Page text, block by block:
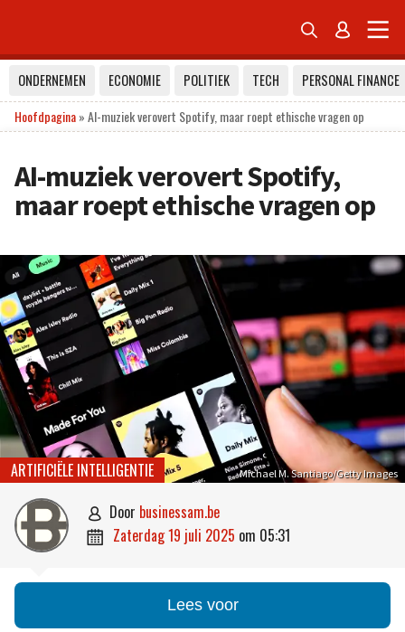
 
ONDERNEMEN ECONOMIE POLITIEK TECH
PERSONAL FINANCE
Hoofdpagina»AI-muziek verovert Spotify, maar roept ethische vragen op
AI-muziek verovert Spotify,
maar roept ethische vragen op
Michael M. Santiago/Getty Images
ARTIFICIËLE INTELLIGENTIE
 door businessam.be
 zaterdag 19 juli 2025 om 05:31
Lees voor